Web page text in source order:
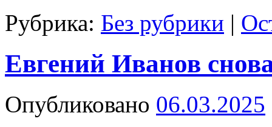
Рубрика: Без рубрики |
Евгений Иванов
Опубликовано 06.03.2025